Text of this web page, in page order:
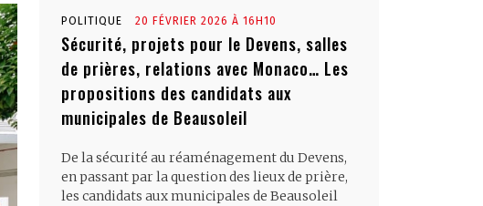
POLITIQUE 20 FÉVRIER 2026 À 16H10
Sécurité, projets pour le Devens, salles
de prières, relations avec Monaco… Les
propositions des candidats aux
municipales de Beausoleil
De la sécurité au réaménagement du Devens,
en passant par la question des lieux de prière,
les candidats aux municipales de Beausoleil